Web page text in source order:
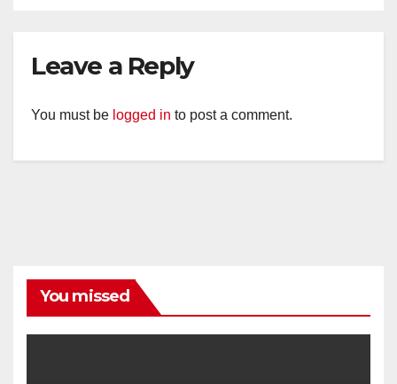
Leave a Reply
You must be logged in to post a comment.
You missed